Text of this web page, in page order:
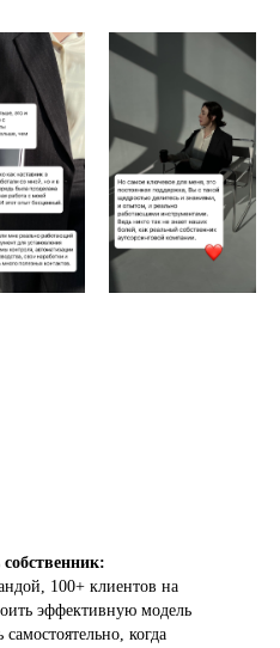
100+ клиентов на
эффективную модель
когда